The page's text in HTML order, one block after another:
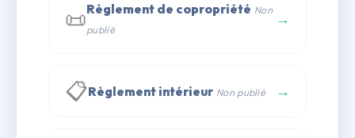
✉ Email
📜Règlement de copropriété Non
publié
→
📋Règlement intérieur Non publié →